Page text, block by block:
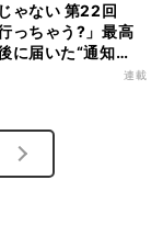
ゃない 第22回
っちゃう?」最高
に届いた“通知
連載